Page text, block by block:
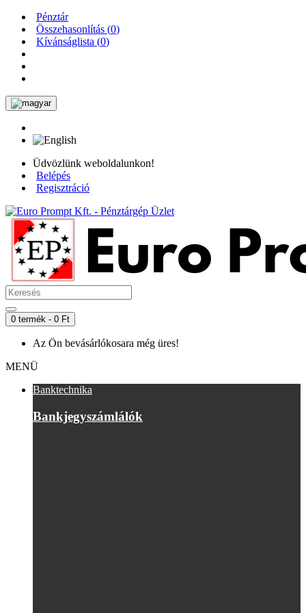
Pénztár
Összehasonlítás (0)
Kívánságlista (0)
Üdvözlünk weboldalunkon!
Belépés
Regisztráció
0 termék - 0 Ft
Az Ön bevásárlókosara még üres!
MENÜ
Banktechnika
Bankjegyszámlálók